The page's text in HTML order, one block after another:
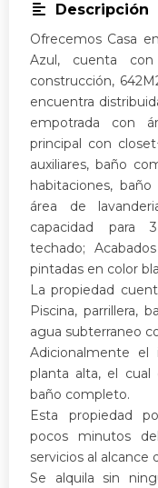
Descripción
Ofrecemos Casa
Azul, cuenta
construcción,
encuentra
empotrada con
principal con
auxiliares, baño
habitaciones,
área de
capacidad para
techado;
pintadas en color
La propiedad
Piscina, parrillera,
agua subterraneo
Adicionalmente
planta alta, el cual
baño completo.
Esta propiedad
pocos minutos
servicios al alcance
Se alquila sin